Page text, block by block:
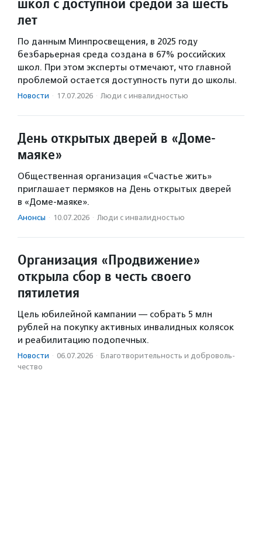
лет
По данным Минпросвещения, в 2025 году
безбарьерная среда создана в 67% российских
школ. При этом эксперты отмечают, что главной
проблемой остается доступность пути до школы.
Новости · 17.07.2026 · Люди с инвалидностью
День открытых дверей в «Доме-
маяке»
Общественная организация «Счастье жить»
приглашает пермяков на День открытых дверей
в «Доме-маяке».
Анонсы · 10.07.2026 · Люди с инвалидностью
Организация «Продвижение»
открыла сбор в честь своего
пятилетия
Цель юбилейной кампании — собрать 5 млн
рублей на покупку активных инвалидных колясок
и реабилитацию подопечных.
Новости · 06.07.2026 · Благотвори­тель­ность и доброволь­
чест­во